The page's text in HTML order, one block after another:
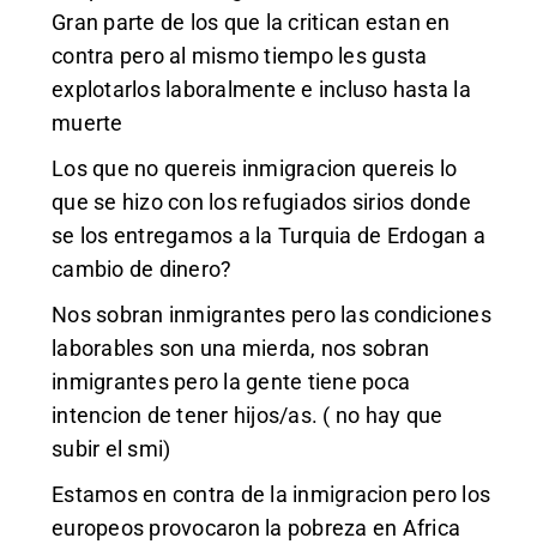
Gran parte de los que la critican estan en
contra pero al mismo tiempo les gusta
explotarlos laboralmente e incluso hasta la
muerte
Los que no quereis inmigracion quereis lo
que se hizo con los refugiados sirios donde
se los entregamos a la Turquia de Erdogan a
cambio de dinero?
Nos sobran inmigrantes pero las condiciones
laborables son una mierda, nos sobran
inmigrantes pero la gente tiene poca
intencion de tener hijos/as. ( no hay que
subir el smi)
Estamos en contra de la inmigracion pero los
europeos provocaron la pobreza en Africa